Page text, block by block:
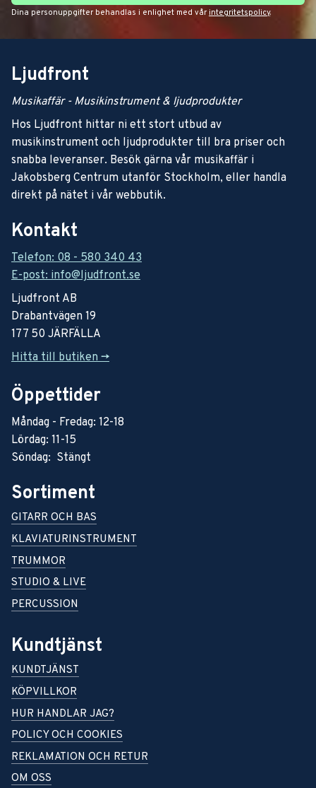
Dina personuppgifter behandlas i enlighet med vår integritetspolicy.
Ljudfront
Musikaffär - Musikinstrument & ljudprodukter
Hos Ljudfront hittar ni ett stort utbud av
musikinstrument och ljudprodukter till bra priser och
snabba leveranser. Besök gärna vår musikaffär i
Jakobsberg Centrum utanför Stockholm, eller handla
direkt på nätet i vår webbutik.
Kontakt
Telefon: 08 - 580 340 43
E-post: info@ljudfront.se
Ljudfront AB
Drabantvägen 19
177 50 JÄRFÄLLA
Hitta till butiken ->
Öppettider
Måndag - Fredag: 12-18
Lördag: 11-15
Söndag: Stängt
Sortiment
GITARR OCH BAS
KLAVIATURINSTRUMENT
TRUMMOR
STUDIO & LIVE
PERCUSSION
Kundtjänst
KUNDTJÄNST
KÖPVILLKOR
HUR HANDLAR JAG?
POLICY OCH COOKIES
REKLAMATION OCH RETUR
OM OSS